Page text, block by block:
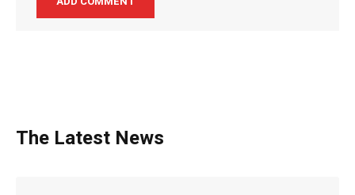
The Latest News